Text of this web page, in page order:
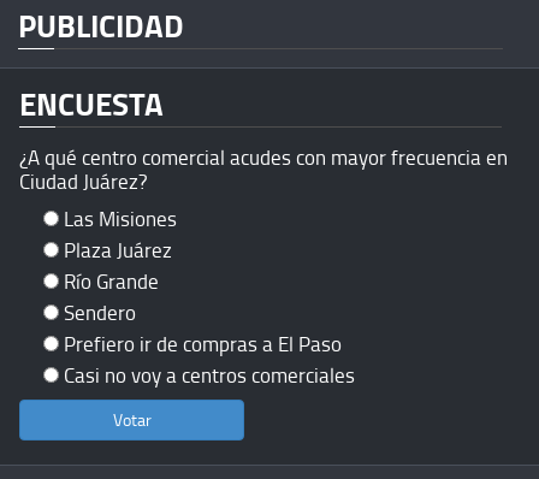
PUBLICIDAD
ENCUESTA
¿A qué centro comercial acudes con mayor frecuencia en
Ciudad Juárez?
Las Misiones
Plaza Juárez
Río Grande
Sendero
Prefiero ir de compras a El Paso
Casi no voy a centros comerciales